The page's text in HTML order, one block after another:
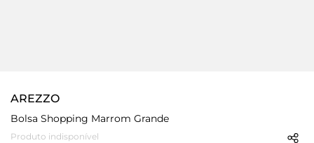
AREZZO
Bolsa Shopping Marrom Grande
Produto indisponível